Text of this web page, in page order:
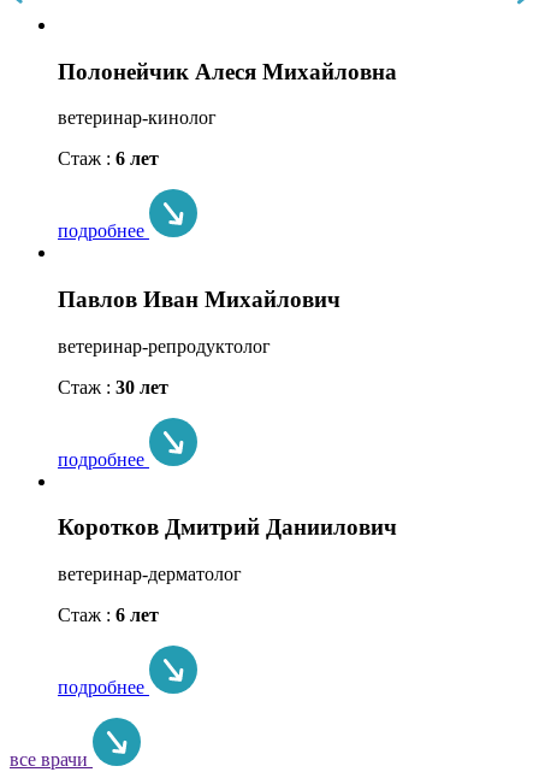
Полонейчик Алеся Михайловна
ветеринар-кинолог
Стаж : 6 лет
подробнее
Павлов Иван Михайлович
ветеринар-репродуктолог
Стаж : 30 лет
подробнее
Коротков Дмитрий Даниилович
ветеринар-дерматолог
Стаж : 6 лет
подробнее
все врачи